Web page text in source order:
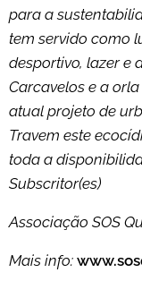
para a
tem servido como
desportivo, lazer e
Carcavelos e a
atual projeto de
Travem este
toda a
Subscritor(es)
Associação SOS
Mais info: